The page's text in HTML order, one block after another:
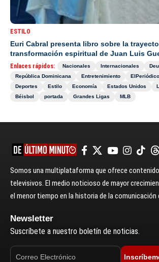
ESTILO
Euri Cabral presenta libro sobre la
transformación espiritual de Juan Luis
Enlaces rápidos: Nacionales Internacionales
República Dominicana
Entretenimiento
Deportes
Estilo Economía Estados Unidos
Béisbol
portada Grandes Ligas MLB
Somos una multiplataforma que ofrece
televisivos. El medio noticioso de mayor
el menor tiempo en la historia de la comunicación
Newsletter
Suscríbete a nuestro boletín de noticias.